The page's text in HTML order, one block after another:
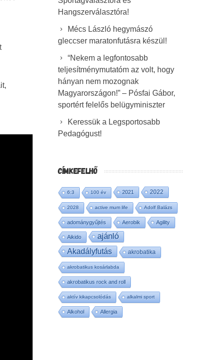
Hangszerválasztóra!
Mécs László hegymászó
gleccser maratonfutásra készül!
“Nekem a legfontosabb
teljesítménymutatóm az volt, hogy
hányan nem mozognak
Magyarországon!” – Pósfai Gábor,
sportért felelős belügyminiszter
Keressük a Legsportosabb
Pedagógust!
CÍMKEFELHŐ
6:3 100 év 2021 2022
2028 active mum life Adolf Balázs
adománygyűjtés Aerobik Agility
Aikido ajánló
Akadályfutás akrobatika
akrobatikus kosárlabda
akrobatikus rock and roll
aktív kikapcsolódás alkalmi sport
Alkohol Allergia